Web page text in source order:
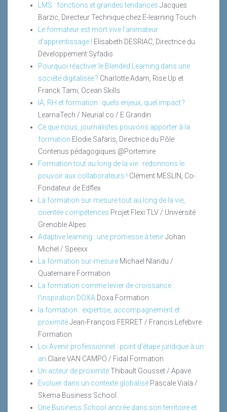
LMS : fonctions et grandes tendances Jacques
Barzic, Directeur Technique chez E-learning Touch
Le formateur est mort vive l’animateur
d’apprentissage ! Elisabeth DESRIAC, Directrice du
Développement Syfadis
Pourquoi réactiver le Blended Learning dans une
société digitalisée ? Charlotte Adam, Rise Up et
Franck Tami, Ocean Skills
IA, RH et formation : quels enjeux, quel impact ?
LearnaTech / Neurial.co / E Grandin
Ce que nous, journalistes pouvons apporter à la
formation Elodie Safaris, Directrice du Pôle
Contenus pédagogiques @Portemire
Formation tout au long de la vie : redonnons le
pouvoir aux collaborateurs ! Clément MESLIN, Co-
Fondateur de Edflex
La formation sur mesure tout au long de la vie,
orientée compétences Projet Flexi TLV / Université
Grenoble Alpes
Adaptive learning : une promesse à tenirJohan
Michel / Speexx
La formation sur-mesure Michael Nlandu /
Quaternaire Formation
La formation comme levier de croissance :
l'inspiration DOXA Doxa Formation
la formation : expertise, accompagnement et
proximitéJean-François FERRET / Francis Lefebvre
Formation
Loi Avenir professionnel : point d'étape juridique à un
an Claire VAN CAMPO / Fidal Formation
Un acteur de proximitéThibault Gousset / Apave
Evoluer dans un contexte globalisé Pascale Viala /
Skema Business School
Une Business School ancrée dans son territoire et